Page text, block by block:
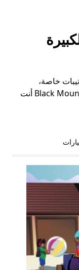
خاصة،
ستساعدك خيارات المشاوير هذه في Black Mountain أنت